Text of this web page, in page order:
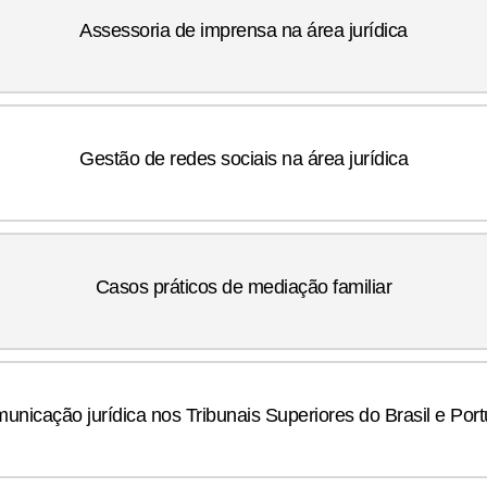
Assessoria de imprensa na área jurídica
Gestão de redes sociais na área jurídica
Casos práticos de mediação familiar
jurídica nos Tribunais Superiores do Brasil e